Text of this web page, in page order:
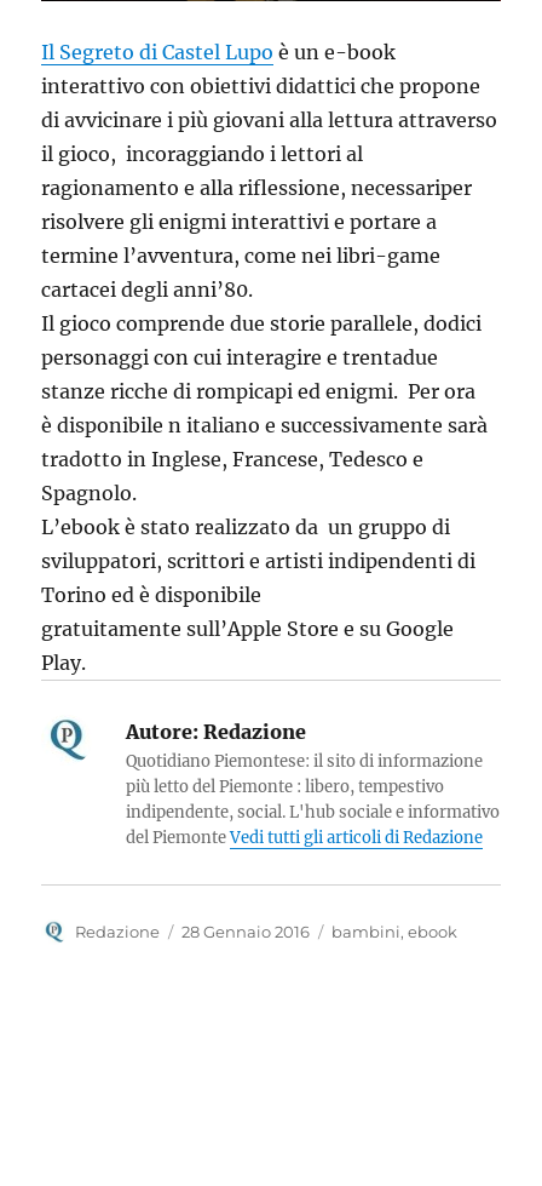
Il Segreto di Castel Lupo è un e-book
interattivo con obiettivi didattici che propone
di avvicinare i più giovani alla lettura attraverso
il gioco, incoraggiando i lettori al
ragionamento e alla riflessione, necessariper
risolvere gli enigmi interattivi e portare a
termine l’avventura, come nei libri-game
cartacei degli anni’80.
Il gioco comprende due storie parallele, dodici
personaggi con cui interagire e trentadue
stanze ricche di rompicapi ed enigmi. Per ora
è disponibile n italiano e successivamente sarà
tradotto in Inglese, Francese, Tedesco e
Spagnolo.
L’ebook è stato realizzato da un gruppo di
sviluppatori, scrittori e artisti indipendenti di
Torino ed è disponibile
gratuitamente sull’Apple Store e su Google
Play.
Autore: Redazione
Quotidiano Piemontese: il sito di informazione
più letto del Piemonte : libero, tempestivo
indipendente, social. L'hub sociale e informativo
del PiemonteVedi tutti gli articoli di Redazione
Autore
Redazione
Pubblicato
28 Gennaio 2016 Tag
bambini,ebook